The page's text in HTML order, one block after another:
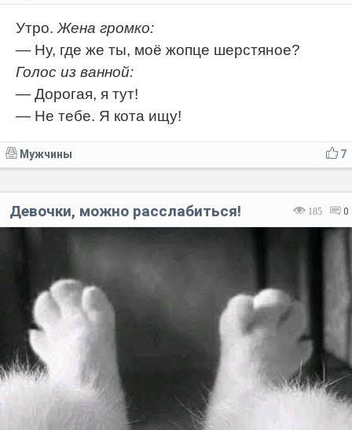
Утро. Жена громко:
— Ну, где же ты, моё жопце шерстяное?
Голос из ванной:
— Дорогая, я тут!
— Не тебе. Я кота ищу!
7
Мужчины
185 0
Девочки, можно расслабиться!⁠⁠